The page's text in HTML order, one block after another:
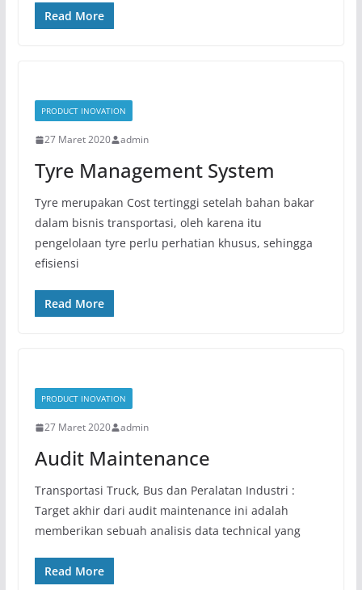
Read More
PRODUCT INOVATION
27 Maret 2020 admin
Tyre Management System
Tyre merupakan Cost tertinggi setelah bahan bakar
dalam bisnis transportasi, oleh karena itu
pengelolaan tyre perlu perhatian khusus, sehingga
efisiensi
Read More
PRODUCT INOVATION
27 Maret 2020 admin
Audit Maintenance
Transportasi Truck, Bus dan Peralatan Industri :
Target akhir dari audit maintenance ini adalah
memberikan sebuah analisis data technical yang
Read More